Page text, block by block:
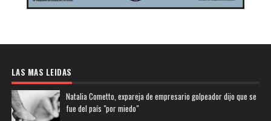
LAS MAS LEIDAS
Natalia Cometto, expareja de empresario golpeador dijo que se
fue del país "por miedo"